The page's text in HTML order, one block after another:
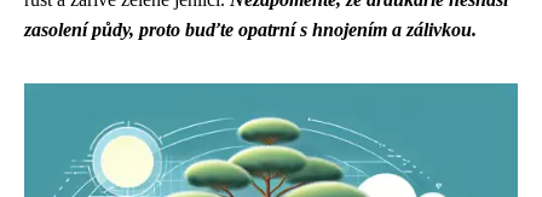
zasolení půdy, proto buďte opatrní s hnojením a zálivkou.